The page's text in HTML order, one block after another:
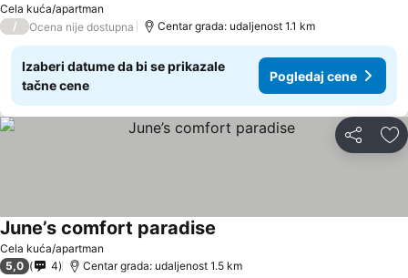
Cela kuća/apartman
/ Ocena nije dostupna Centar grada: udaljenost 1.1 km
Izaberi datume da bi se prikazale
tačne cene
Pogledaj cene
Deli
Cela kuća/apartman
June’s comfort paradise
5,0 4 Centar grada: udaljenost 1.5 km